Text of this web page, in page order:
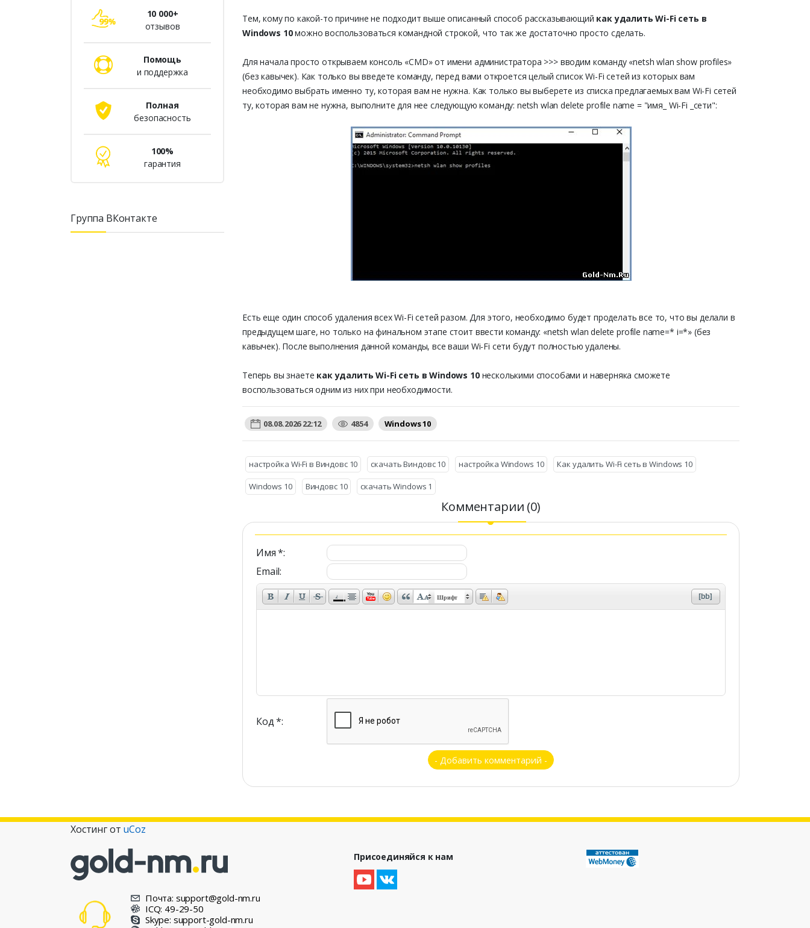
10 000+
отзывов
Помощь
и поддержка
Полная
безопасность
100%
гарантия
Группа ВКонтакте
Тем, кому по какой-то причине не подходит выше описанный способ рассказывающий как удалить Wi-Fi сеть в
Windows 10можно воспользоваться командной строкой, что так же достаточно просто сделать.
Для начала просто открываем консоль «CMD» от имени администратора >>> вводим команду «netsh wlan show profiles»
(без кавычек). Как только вы введете команду, перед вами откроется целый список Wi-Fi сетей из которых вам
необходимо выбрать именно ту, которая вам не нужна. Как только вы выберете из списка предлагаемых вам Wi-Fi сетей
ту, которая вам не нужна, выполните для нее следующую команду: netsh wlan delete profile name = "имя_ Wi-Fi _сети":
Есть еще один способ удаления всех Wi-Fi сетей разом. Для этого, необходимо будет проделать все то, что вы делали в
предыдущем шаге, но только на финальном этапе стоит ввести команду: «netsh wlan delete profile name=* i=*» (без
кавычек). После выполнения данной команды, все ваши Wi-Fi сети будут полностью удалены.
Теперь вы знаете как удалить Wi-Fi сеть в Windows 10несколькими способами и наверняка сможете
воспользоваться одним из них при необходимости.
08.08.2026 22:12 4854 Windows 10
настройка Wi-Fi в Виндовс 10 скачать Виндовс 10 настройка Windows 10 Как удалить Wi-Fi сеть в Windows 10
Windows 10 Виндовс 10 скачать Windows 1
Комментарии (0)
Имя *:
Email:
Шрифт
Код *:
Хостинг от uCoz
Почта: support@gold-nm.ru
ICQ: 49-29-50
Skype: support-gold-nm.ru
Присоединяйся к нам